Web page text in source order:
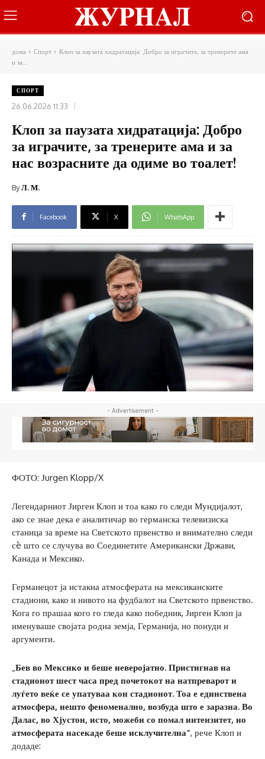
дома Спорт
Клоп за паузата хидратација: Добро за играчите, за тренерите ама
и за...
СПОРТ
26.06.2026 11:33
Клоп за паузата хидратација: Добро
за играчите, за тренерите ама и за
нас возрасните да одиме во тоалет!
ByЛ. М.
Facebook X WhatsApp
- Advertisement -
ФОТО: Јurgen Klopp/X
Легендарниот Јирген Клоп и тоа како го следи Мундијалот,
ако се знае дека е аналитичар во германска телевизиска
станица за време на Светското првенство и внимателно следи
сè што се случува во Соединетите Американски Држави,
Канада и Мексико.
Германецот ја истакна атмосферата на мексиканските
стадиони, како и нивото на фудбалот на Светското првенство.
Кога го прашаа кого го гледа како победник, Јирген Клоп ја
именуваше својата родна земја, Германија, но понуди и
аргументи.
„Бев во Мексико и беше неверојатно. Пристигнав на
стадионот шест часа пред почетокот на натпреварот и
луѓето веќе се упатуваа кон стадионот. Тоа е единствена
атмосфера, нешто феноменално, возбуда што е заразна. Во
Далас, во Хјустон, исто, можеби со помал интензитет, но
атмосферата насекаде беше исклучителна“, рече Клоп и
додаде: